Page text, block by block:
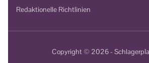
Redaktionelle Richtlinien
Copyright © 2026 -